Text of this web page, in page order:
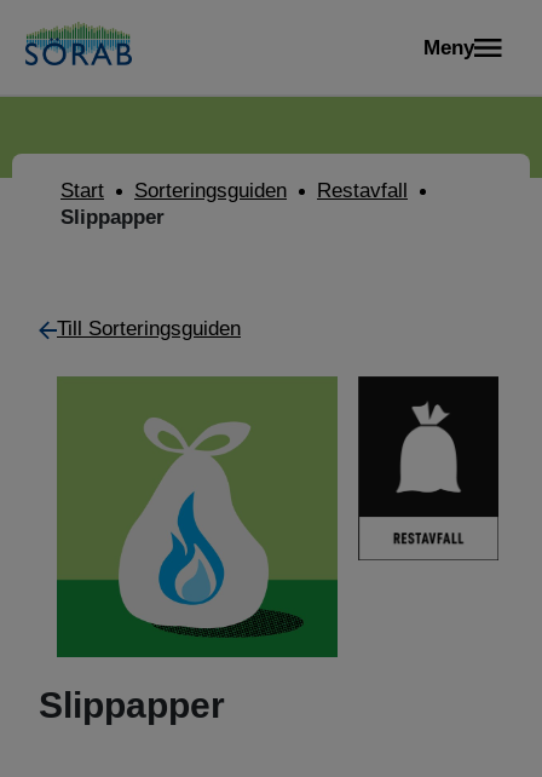
Meny
Start Sorteringsguiden
Restavfall
Slippapper
Till Sorteringsguiden
Slippapper